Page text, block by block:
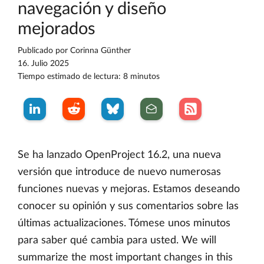
navegación y diseño
mejorados
Publicado por Corinna Günther
16. Julio 2025
Tiempo estimado de lectura: 8 minutos
Se ha lanzado OpenProject 16.2, una nueva
versión que introduce de nuevo numerosas
funciones nuevas y mejoras. Estamos deseando
conocer su opinión y sus comentarios sobre las
últimas actualizaciones. Tómese unos minutos
para saber qué cambia para usted. We will
summarize the most important changes in this